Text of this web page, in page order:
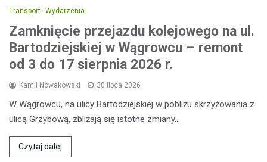
Transport Wydarzenia
Zamknięcie przejazdu kolejowego na ul.
Bartodziejskiej w Wągrowcu – remont
od 3 do 17 sierpnia 2026 r.
Kamil Nowakowski 30 lipca 2026
W Wągrowcu, na ulicy Bartodziejskiej w pobliżu skrzyżowania z
ulicą Grzybową, zbliżają się istotne zmiany…
Czytaj dalej